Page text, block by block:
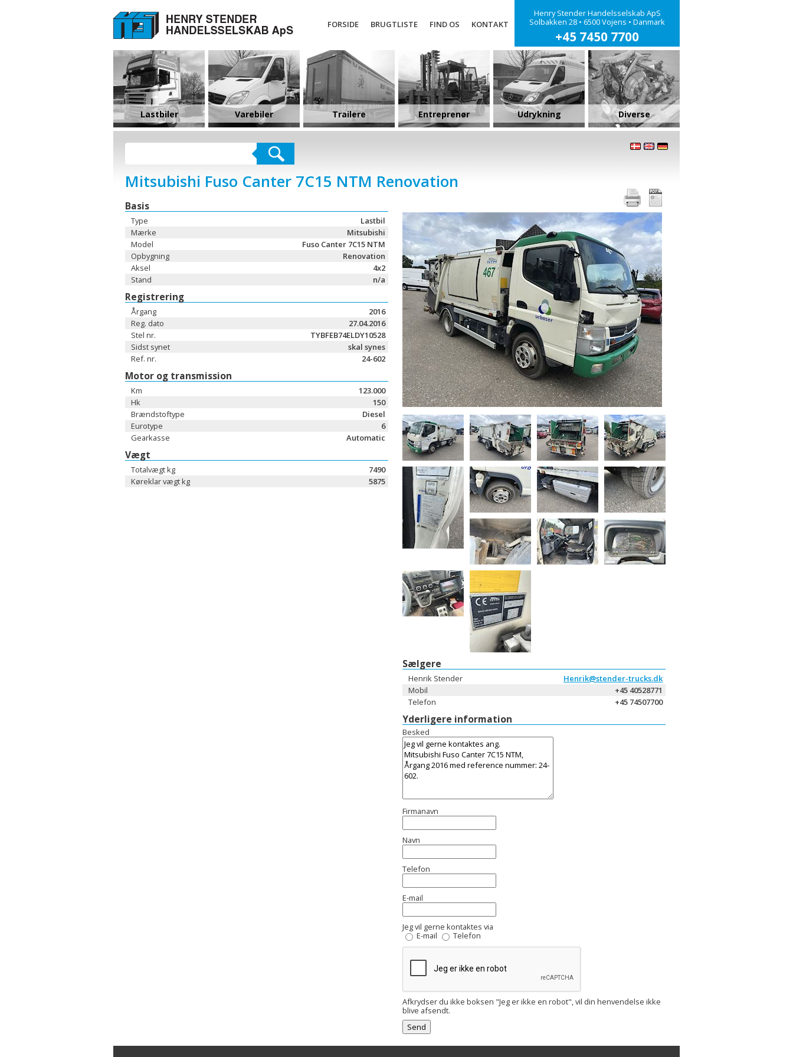
Henry Stender Handelsselskab ApS
Solbakken 28 • 6500 Vojens • Danmark
+45 7450 7700
FORSIDE BRUGTLISTE FIND OS KONTAKT
Lastbiler Varebiler Trailere Entreprenør Udrykning Diverse
Mitsubishi Fuso Canter 7C15 NTM Renovation
Basis
Type
Lastbil
Mærke
Mitsubishi
Model
Fuso Canter 7C15 NTM
Opbygning
Renovation
Aksel
4x2
Stand
n/a
Registrering
Årgang
2016
Reg. dato
27.04.2016
Stel nr.
TYBFEB74ELDY10528
Sidst synet
skal synes
Ref. nr.
24-602
Motor og transmission
Km
123.000
Hk
150
Brændstoftype
Diesel
Eurotype
6
Gearkasse
Automatic
Vægt
Totalvægt kg
7490
Køreklar vægt kg
5875
Sælgere
Henrik Stender
Henrik@stender-trucks.dk
Mobil
+45 40528771
Telefon
+45 74507700
Yderligere information
Besked
Firmanavn
Navn
Telefon
E-mail
Jeg vil gerne kontaktes via
E-mail
Telefon
Afkrydser du ikke boksen "Jeg er ikke en robot", vil din henvendelse ikke
blive afsendt.